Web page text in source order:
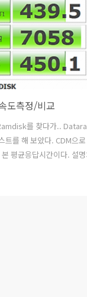
도측정/비교
를 찾다가..
트를 해 보았다. CDM으
평균응답시간이다. 설
PRO 1TB (NVMe PCIe